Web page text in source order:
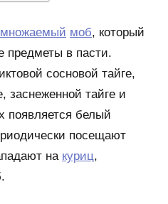
моб, который
предметы в пасти.
сосновой тайге,
заснеженной тайге и
белый
посещают
на куриц,